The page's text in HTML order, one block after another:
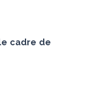
cadre de